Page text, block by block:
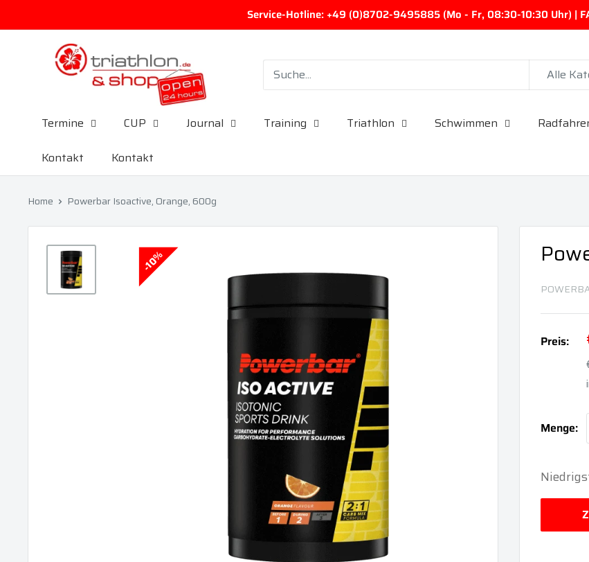
Service-Hotline: +49 (0)8702-9495885 (Mo - Fr, 08:30-10:30 Uhr) |
triathlon.de GmbH
Alle
Termine CUP Journal Training Triathlon Schwimmen
Kontakt
Kontakt
Home Powerbar Isoactive, Orange, 600g
10%
Preis:
Menge: